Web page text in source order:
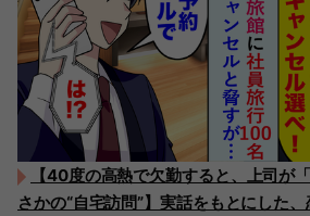
【40度の高熱で欠勤すると、上司が
さかの“自宅訪問”】実話をもとにした